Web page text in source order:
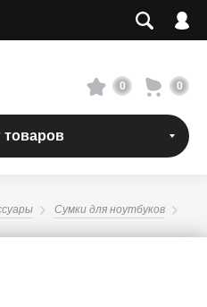
0 0
товаров
Сумки для ноутбуков